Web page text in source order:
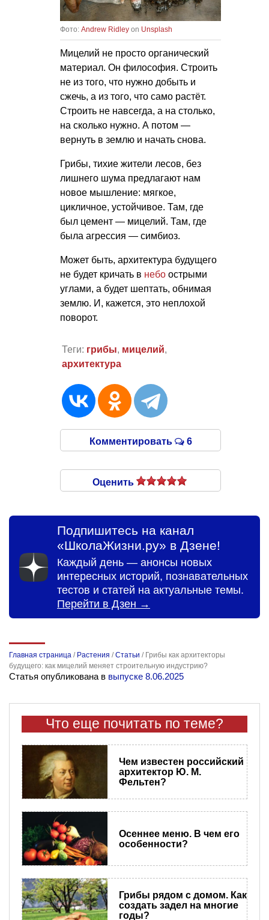
Фото: Andrew Ridley on Unsplash
Мицелий не просто органический
материал. Он философия. Строить
не из того, что нужно добыть и
сжечь, а из того, что само растёт.
Строить не навсегда, а на столько,
на сколько нужно. А потом —
вернуть в землю и начать снова.
Грибы, тихие жители лесов, без
лишнего шума предлагают нам
новое мышление: мягкое,
цикличное, устойчивое. Там, где
был цемент — мицелий. Там, где
была агрессия — симбиоз.
Может быть, архитектура будущего
не будет кричать в небо острыми
углами, а будет шептать, обнимая
землю. И, кажется, это неплохой
поворот.
Теги: грибы, мицелий,
архитектура
Комментировать 6
Оценить
Подпишитесь на канал
«ШколаЖизни.ру» в Дзене!
Каждый день — анонсы новых
интересных историй, познавательных
тестов и статей на актуальные темы.
Перейти в Дзен →
Главная страница / Растения /Статьи / Грибы как архитекторы
будущего: как мицелий меняет строительную индустрию?
Статья опубликована в выпуске 8.06.2025
Что еще почитать по теме?
Чем известен российский
архитектор Ю. М.
Фельтен?
Осеннее меню. В чем его
особенности?
Грибы рядом с домом. Как
создать задел на многие
годы?